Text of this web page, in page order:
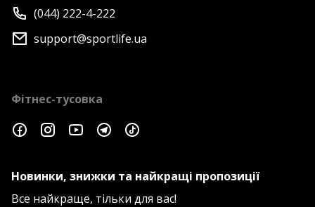
(044) 222-4-222
support@sportlife.ua
Фітнес-тусовка
Новинки, знижки та найкращі пропозиції
Все найкраще, тільки для вас!